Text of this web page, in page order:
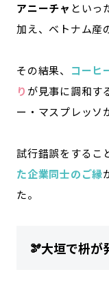
アニーチャ といっ
加え、ベトナム産
その結果、 コーヒ
り が見事に調和す
ー・マスプレッソ
試行錯誤をするこ
た企業同士のご縁
た。
🫘大垣で枡が